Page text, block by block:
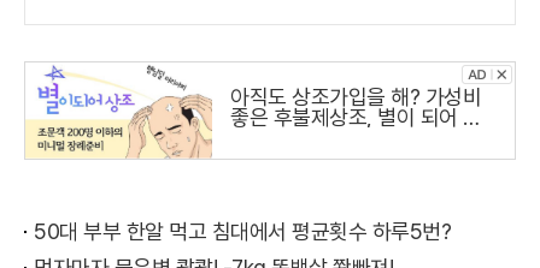
아직도 상조가입을 해? 가성비
좋은 후불제상조, 별이 되어 상
50대 부부 한알 먹고 침대에서 평균횟수 하루5번?